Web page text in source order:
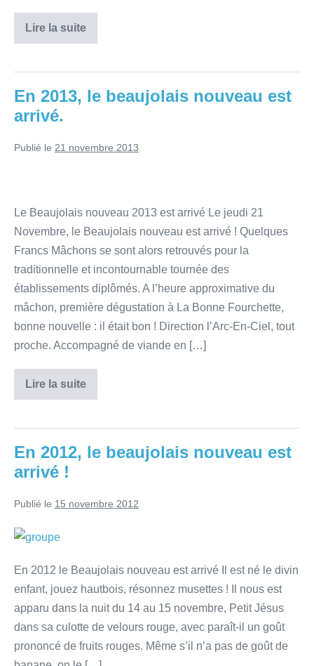
Lire la suite
En 2013, le beaujolais nouveau est
arrivé.
Publié le 21 novembre 2013
Le Beaujolais nouveau 2013 est arrivé Le jeudi 21
Novembre, le Beaujolais nouveau est arrivé ! Quelques
Francs Mâchons se sont alors retrouvés pour la
traditionnelle et incontournable tournée des
établissements diplômés. A l’heure approximative du
mâchon, première dégustation à La Bonne Fourchette,
bonne nouvelle : il était bon ! Direction l’Arc-En-Ciel, tout
proche. Accompagné de viande en […]
Lire la suite
En 2012, le beaujolais nouveau est
arrivé !
Publié le 15 novembre 2012
En 2012 le Beaujolais nouveau est arrivé Il est né le divin
enfant, jouez hautbois, résonnez musettes ! Il nous est
apparu dans la nuit du 14 au 15 novembre, Petit Jésus
dans sa culotte de velours rouge, avec paraît-il un goût
prononcé de fruits rouges. Même s’il n’a pas de goût de